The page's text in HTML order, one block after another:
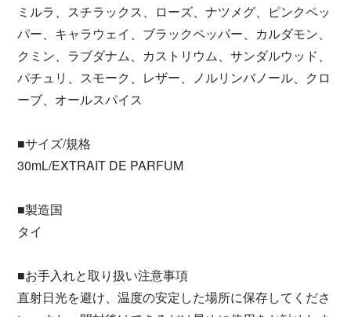
ミルラ、スチラックス、ローズ、ナツメグ、ピンクペッ
パー、キャラウェイ、ブラックペッパー、カルダモン、
クミン、ラブダナム、カストリウム、サンダルウッド、
パチュリ、スモーク、レザー、ノルリンバノール、クロ
ーブ、オールスパイス
■サイズ/規格
30mL/EXTRAIT DE PARFUM
■製造国
タイ
■お手入れと取り扱い注意事項
直射日光を避け、温度の安定した場所に保存してくださ